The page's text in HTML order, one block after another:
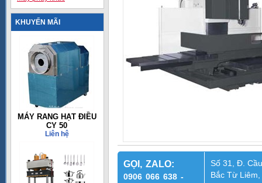
KHUYẾN MÃI
MÁY RANG HẠT ĐIỀU
CY 50
Liên hệ
GỌI, ZALO:
0906 066 638 -
Số 31, Đ.
Bắc Từ